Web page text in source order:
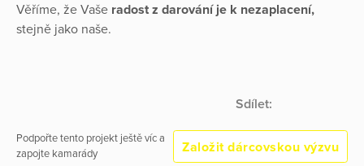
Věříme, že Vaše radost z darování je k nezaplacení,
stejně jako naše.
Sdílet:
Podpořte tento projekt ještě víc a
zapojte kamarády
Založit dárcovskou výzvu